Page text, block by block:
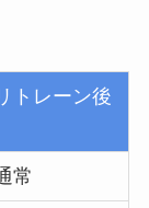
トレーン後
常